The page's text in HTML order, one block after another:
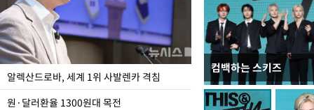
알렉산드로바, 세계 1위 사발렌카 격침
원·달러환율 1300원대 목전
컴백하는 스키즈
폭염 속 주말 풍경은?